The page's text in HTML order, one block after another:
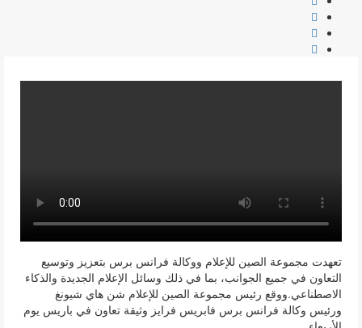
تعهدت مجموعة الصين للإعلام ووكالة فرانس برس بتعزيز وتوسيع
التعاون في جميع الجوانب، بما في ذلك وسائل الإعلام الجديدة والذكاء
الاصطناعي.ووقع رئيس مجموعة الصين للإعلام شن هاي شيونغ
ورئيس وكالة فرانس برس فابريس فرايز وثيقة تعاون في باريس يوم